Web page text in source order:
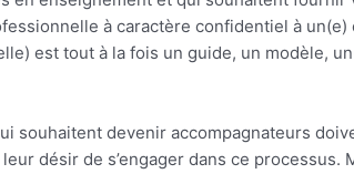
à caractère confidentiel à
est tout à la fois un guide, un modèle,
souhaitent devenir accompagnateurs
désir de s’engager dans ce processus.